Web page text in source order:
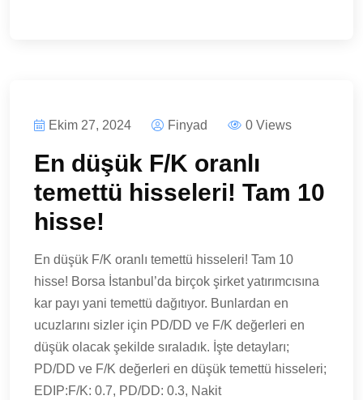
Ekim 27, 2024 Finyad 0 Views
En düşük F/K oranlı
temettü hisseleri! Tam 10
hisse!
En düşük F/K oranlı temettü hisseleri! Tam 10
hisse! Borsa İstanbul’da birçok şirket yatırımcısına
kar payı yani temettü dağıtıyor. Bunlardan en
ucuzlarını sizler için PD/DD ve F/K değerleri en
düşük olacak şekilde sıraladık. İşte detayları;
PD/DD ve F/K değerleri en düşük temettü hisseleri;
EDIP:F/K: 0.7, PD/DD: 0.3, Nakit